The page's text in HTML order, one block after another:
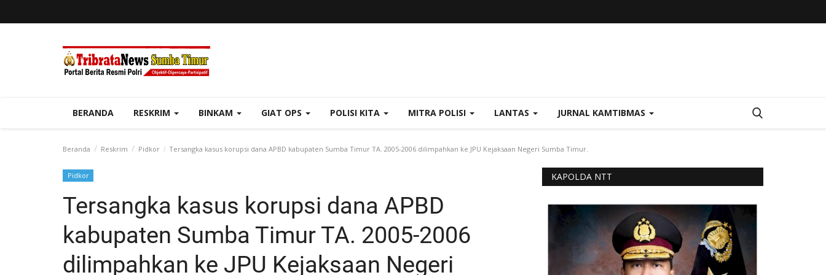
BERANDA RESKRIM BINKAM GIAT OPS POLISI KITA MITRA POLISI LANTAS JURNAL KAMTIBMAS
Beranda Reskrim Pidkor Tersangka kasus korupsi dana APBD kabupaten Sumba Timur TA. 2005-2006 dilimpahkan ke JPU Kejaksaan Negeri Sumba Timur.
Pidkor
Tersangka kasus korupsi dana APBD
kabupaten Sumba Timur TA. 2005-2006
dilimpahkan ke JPU Kejaksaan Negeri
KAPOLDA NTT